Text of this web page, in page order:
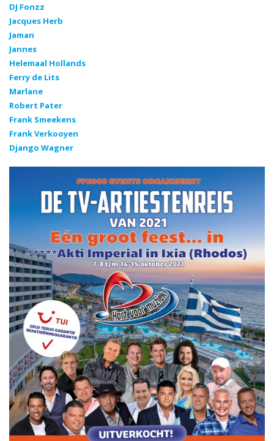
DJ Fonzz
Jacques Herb
Jaman
Jannes
Helemaal Hollands
Ferry de Lits
Marlane
Robert Pater
Frank Smeekens
Frank Verkooyen
Django Wagner